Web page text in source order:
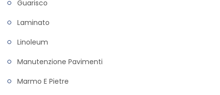
Guarisco
Laminato
Linoleum
Manutenzione Pavimenti
Marmo E Pietre